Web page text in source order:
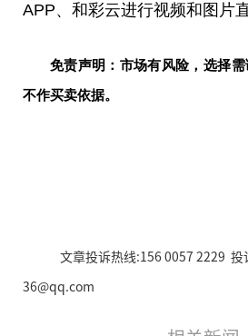
APP、和彩云进行视频和图片直
免责声明：市场有风险，选择需
不作买卖依据。
文章投诉热线:156 0057 2229 投
36@qq.com